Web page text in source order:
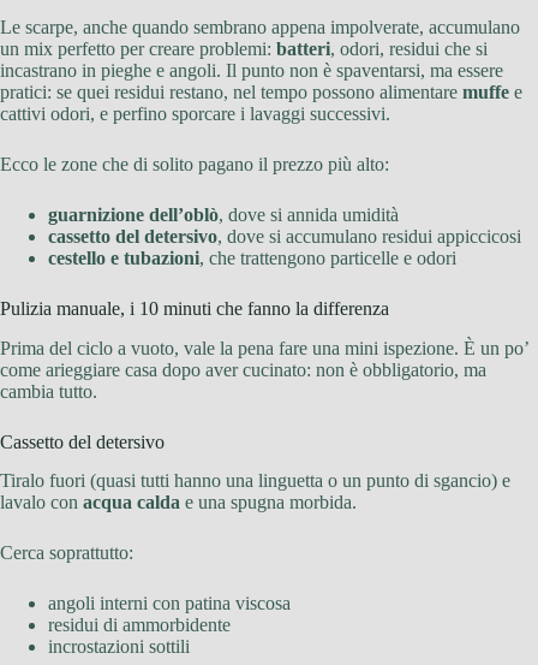
Le scarpe, anche quando sembrano appena impolverate, accumulano
un mix perfetto per creare problemi: batteri, odori, residui che si
incastrano in pieghe e angoli. Il punto non è spaventarsi, ma essere
pratici: se quei residui restano, nel tempo possono alimentare muffe e
cattivi odori, e perfino sporcare i lavaggi successivi.
Ecco le zone che di solito pagano il prezzo più alto:
guarnizione dell’oblò, dove si annida umidità
cassetto del detersivo, dove si accumulano residui appiccicosi
cestello e tubazioni, che trattengono particelle e odori
Pulizia manuale, i 10 minuti che fanno la differenza
Prima del ciclo a vuoto, vale la pena fare una mini ispezione. È un po’
come arieggiare casa dopo aver cucinato: non è obbligatorio, ma
cambia tutto.
Cassetto del detersivo
Tiralo fuori (quasi tutti hanno una linguetta o un punto di sgancio) e
lavalo con acqua calda e una spugna morbida.
Cerca soprattutto:
angoli interni con patina viscosa
residui di ammorbidente
incrostazioni sottili